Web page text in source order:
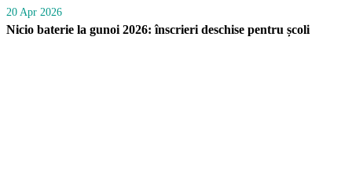
20 Apr 2026
Nicio baterie la gunoi 2026: înscrieri deschise pentru școli